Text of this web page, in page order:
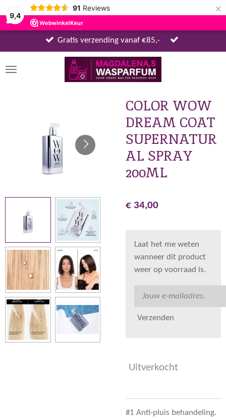
9,4
91 Reviews ×
Gratis verzending vanaf €85,-
COLOR WOW
DREAM COAT
SUPERNATUR
AL SPRAY
200ML
€ 34,00
Laat het me weten
wanneer dit product
weer op voorraad is.
Verzenden
Uitverkocht
#1 Anti-pluis behandeling.